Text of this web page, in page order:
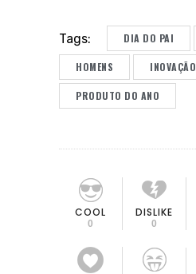
Tags: DIA DO PAI
HOMENS INOVAÇÃO
PRODUTO DO ANO
COOL
0
DISLIKE
0